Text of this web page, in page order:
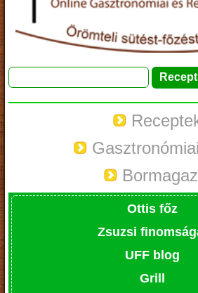
Ottis főz
Zsuzsi
UFF blog
Grill